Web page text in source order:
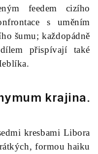
feedem cizího
s uměním
šumu; každopádně
přispívají také
krajina.
kresbami Libora
formou haiku